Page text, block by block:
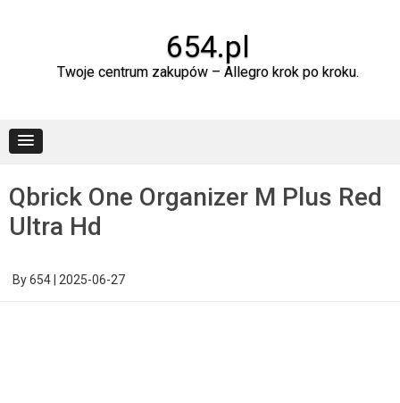
654.pl
Twoje centrum zakupów – Allegro krok po kroku.
Qbrick One Organizer M Plus Red
Ultra Hd
By654 2025-06-27